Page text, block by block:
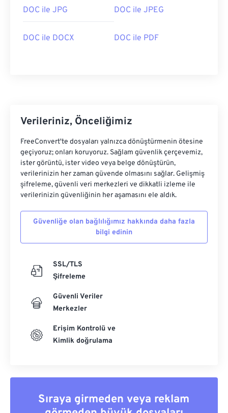
DOC ile JPG DOC ile JPEG
DOC ile DOCX DOC ile PDF
Verileriniz, Önceliğimiz
FreeConvert'te dosyaları yalnızca dönüştürmenin ötesine
geçiyoruz; onları koruyoruz. Sağlam güvenlik çerçevemiz,
ister görüntü, ister video veya belge dönüştürün,
verilerinizin her zaman güvende olmasını sağlar. Gelişmiş
şifreleme, güvenli veri merkezleri ve dikkatli izleme ile
verilerinizin güvenliğinin her aşamasını ele aldık.
Güvenliğe olan bağlılığımız hakkında daha fazla
bilgi edinin
SSL/TLS
Şifreleme
Güvenli Veriler
Merkezler
Erişim Kontrolü ve
Kimlik doğrulama
Sıraya girmeden veya reklam